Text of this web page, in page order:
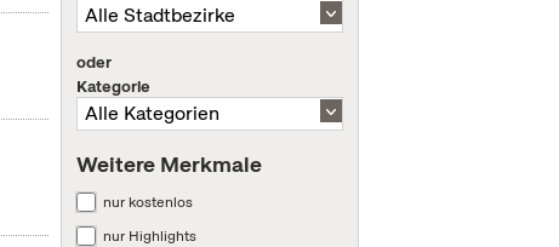
oder
Kategorie
Weitere Merkmale
nur kostenlos
nur Highlights